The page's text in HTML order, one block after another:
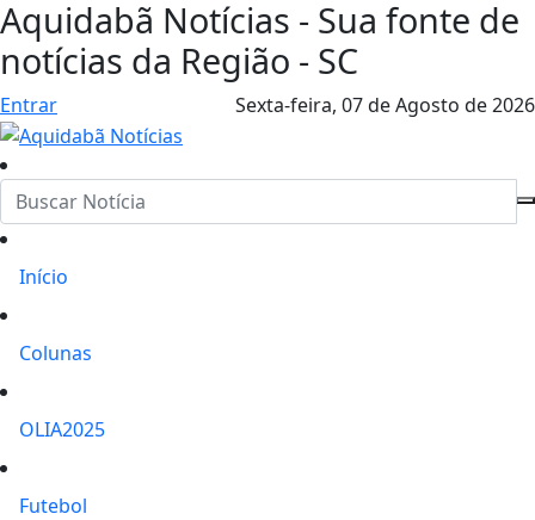
Aquidabã Notícias - Sua fonte de
notícias da Região - SC
Entrar Sexta-feira, 07 de Agosto de 2026
Início
Colunas
OLIA2025
Futebol